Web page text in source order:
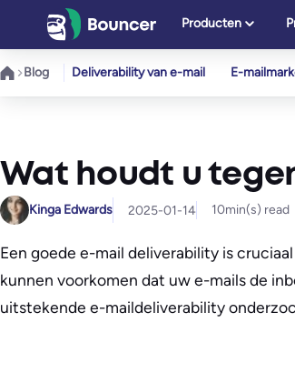
de
Producten
Blog Deliverability van e-mail E-
Wat houdt u
Kinga Edwards 2025-01-14 10min(s) read
Een goede e-mail deliverability is
kunnen voorkomen dat uw e-mails de
uitstekende e-maildeliverability